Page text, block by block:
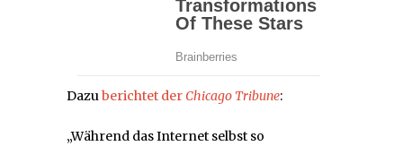
Dazuberichtet derChicago Tribune:
„Während das Internet selbst so